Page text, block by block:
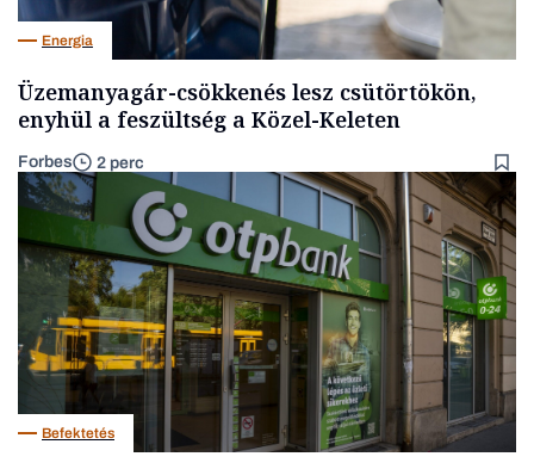
Energia
Üzemanyagár-csökkenés lesz csütörtökön,
enyhül a feszültség a Közel-Keleten
Forbes 2 perc
Befektetés